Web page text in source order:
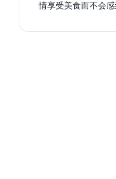
情享受美食而不会感